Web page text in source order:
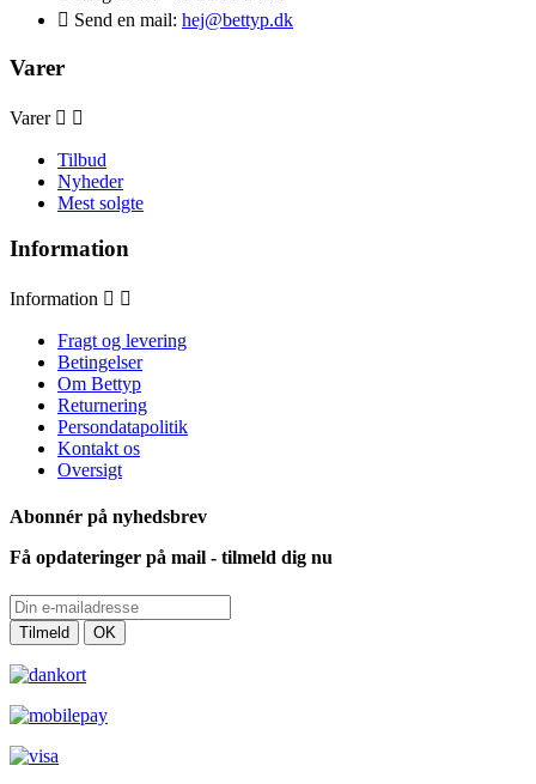
 Send en mail: hej@bettyp.dk
Varer
Varer  
Tilbud
Nyheder
Mest solgte
Information
Information  
Fragt og levering
Betingelser
Om Bettyp
Returnering
Persondatapolitik
Kontakt os
Oversigt
Abonnér på nyhedsbrev
Få opdateringer på mail - tilmeld dig nu